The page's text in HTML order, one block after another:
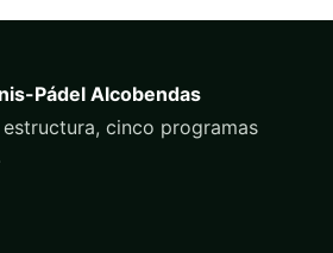
Pádel Alcobendas
estructura, cinco programas